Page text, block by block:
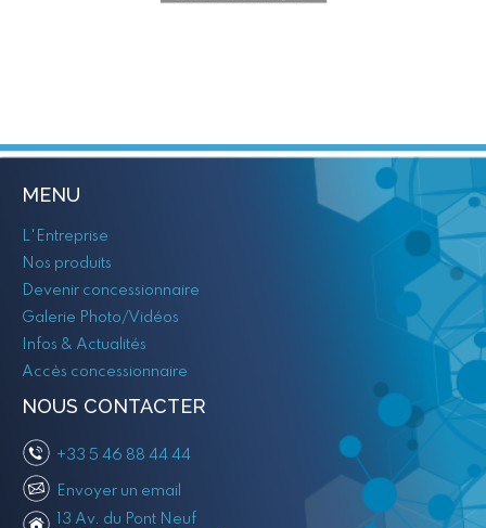
MENU
L'Entreprise
Nos produits
Devenir concessionnaire
Galerie Photo/Vidéos
Infos & Actualités
Accès concessionnaire
NOUS CONTACTER
+33 5 46 88 44 44
Envoyer un email
13 Av. du Pont Neuf